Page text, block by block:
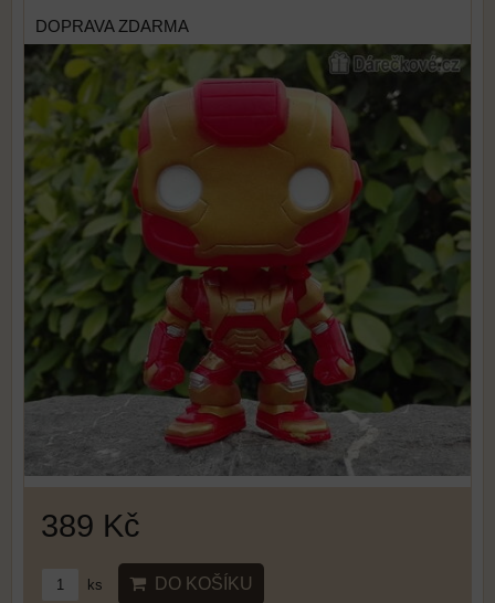
DOPRAVA ZDARMA
389 Kč
ks DO KOŠÍKU